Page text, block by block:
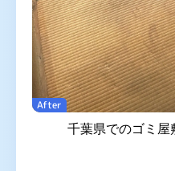
After
千葉県でのゴミ屋